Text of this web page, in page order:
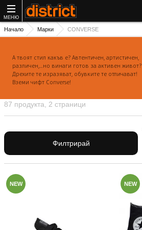
МЕНЮ
Начало Марки CONVERSE
А твоят стил какъв е? Автентичен, артистичен,
различен,…но винаги готов за активен живот?
Дрехите те изразяват, обувките те отличават!
Вземи чифт Converse!
87 продукта, 2 страници
Филтрирай
NEW NEW